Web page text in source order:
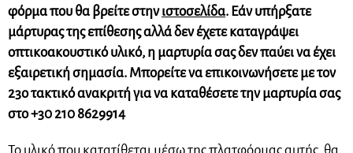
φόρμα που θα βρείτε στηνιστοσελίδα. Εάν υπήρξατε
μάρτυρας της επίθεσης αλλά δεν έχετε καταγράψει
οπτικοακουστικό υλικό, η μαρτυρία σας δεν παύει να έχει
εξαιρετική σημασία. Μπορείτε να επικοινωνήσετε με τον
23ο τακτικό ανακριτή για να καταθέσετε την μαρτυρία σας
στο +30 210 8629914